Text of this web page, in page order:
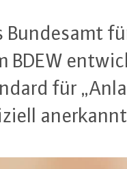
Bundesamt
BDEW
für